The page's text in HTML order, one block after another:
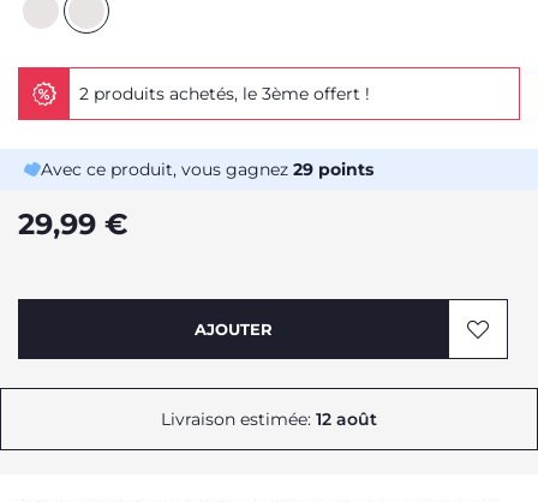
2 produits achetés, le 3ème offert !
Avec ce produit, vous gagnez 29 points
29,99 €
AJOUTER
Livraison estimée: 12 août